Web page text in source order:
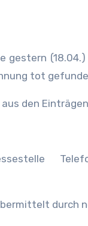
gestern
tot
den
durch